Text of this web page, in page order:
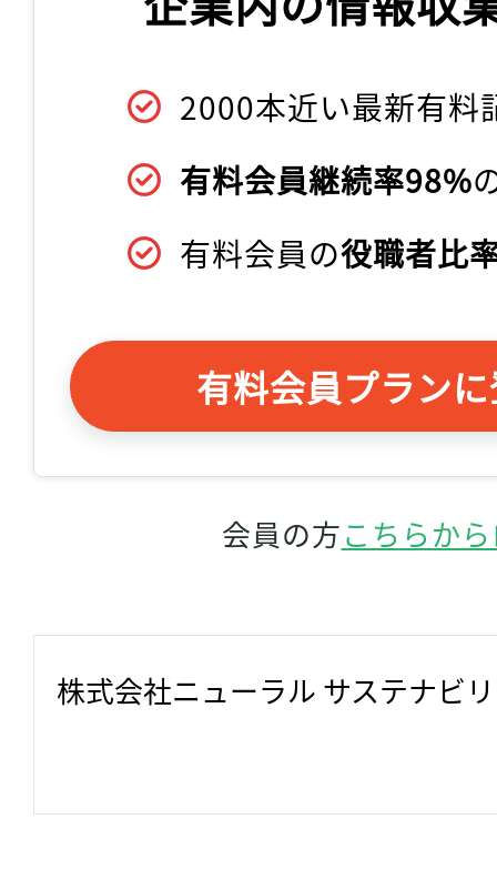
2000本近い最新有料
有料会員継続率98%
有料会員の役職者比
有料会員プラン
会員の方こちらか
株式会社ニューラル サステナビ